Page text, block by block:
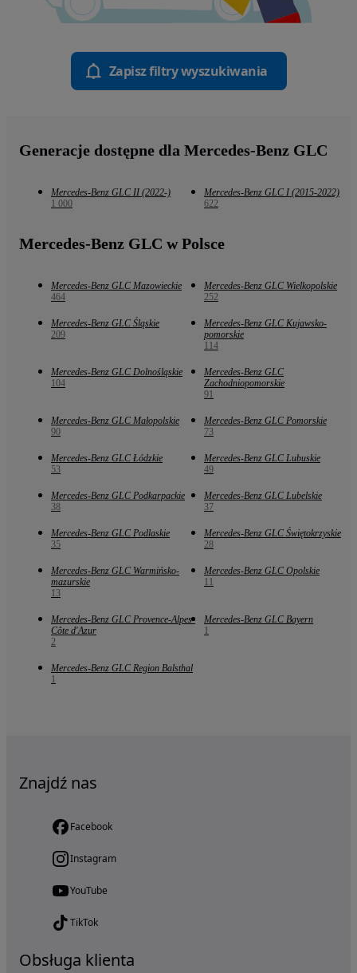
Zapisz filtry wyszukiwania
Generacje dostępne dla Mercedes-Benz GLC
Mercedes-Benz GLC II (2022-)
1 000
Mercedes-Benz GLC I (2015-2022)
622
Mercedes-Benz GLC w Polsce
Mercedes-Benz GLC Mazowieckie
464
Mercedes-Benz GLC Wielkopolskie
252
Mercedes-Benz GLC Śląskie
209
Mercedes-Benz GLC Kujawsko-
pomorskie
114
Mercedes-Benz GLC Dolnośląskie
104
Mercedes-Benz GLC
Zachodniopomorskie
91
Mercedes-Benz GLC Małopolskie
90
Mercedes-Benz GLC Pomorskie
73
Mercedes-Benz GLC Łódzkie
53
Mercedes-Benz GLC Lubuskie
49
Mercedes-Benz GLC Podkarpackie
38
Mercedes-Benz GLC Lubelskie
37
Mercedes-Benz GLC Podlaskie
35
Mercedes-Benz GLC Świętokrzyskie
28
Mercedes-Benz GLC Warmińsko-
mazurskie
13
Mercedes-Benz GLC Opolskie
11
Mercedes-Benz GLC Provence-Alpes-
Côte d'Azur
2
Mercedes-Benz GLC Bayern
1
Mercedes-Benz GLC Region Balsthal
1
Znajdź nas
Facebook
Instagram
YouTube
TikTok
Obsługa klienta